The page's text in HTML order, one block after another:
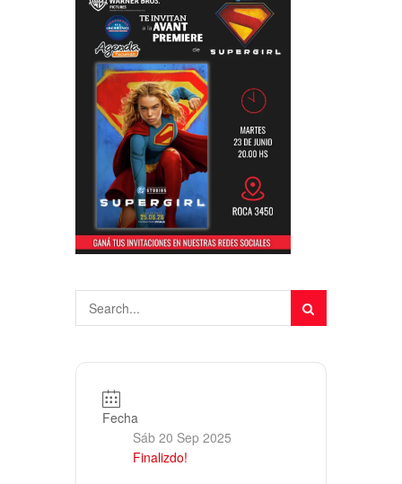
Fecha
Sáb 20 Sep 2025
Finalizdo!